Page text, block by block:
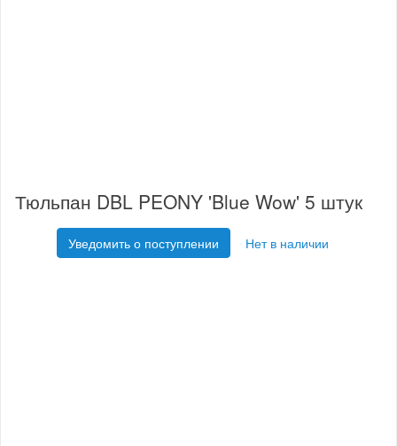
Тюльпан DBL PEONY 'Blue Wow' 5 штук
Уведомить о поступлении Нет в наличии